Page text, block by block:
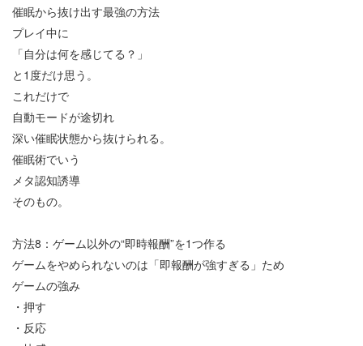
催眠から抜け出す最強の方法
プレイ中に
「自分は何を感じてる？」
と 1 度だけ思う。
これだけで
自動モードが途切れ
深い催眠状態から抜けられる。
催眠術でいう
メタ認知誘導
そのもの。
方法8 ：ゲーム以外の“即時報酬”を1つ作る
ゲームをやめられないのは「即報酬が強すぎる」ため
ゲームの強み
・押す
・反応